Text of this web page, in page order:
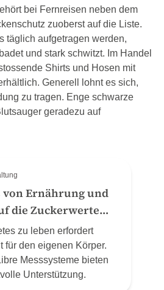
bei Fernreisen neben dem
zuoberst auf die Liste.
täglich aufgetragen werden,
und stark schwitzt. Im Handel
Shirts und Hosen mit
Generell lohnt es sich,
zu tragen. Enge schwarze
geradezu auf
von Ernährung und
die Zuckerwerte
zu leben erfordert
für den eigenen Körper.
Messsysteme bieten
Unterstützung.